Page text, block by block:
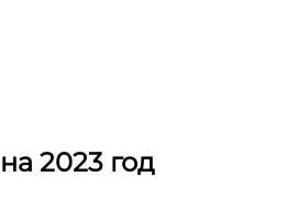
2023 год